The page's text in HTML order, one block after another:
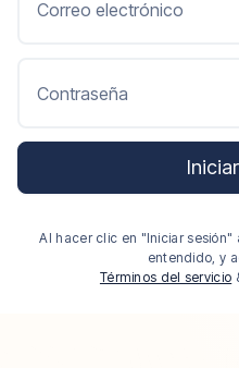
Correo electrónico
Contraseña
Al hacer clic en "Iniciar
entendido, y
Términos del servicio